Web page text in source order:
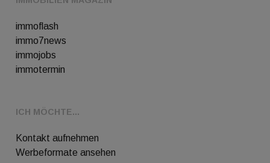
immoflash
immo7news
immojobs
immotermin
ICH MÖCHTE...
Kontakt aufnehmen
Werbeformate ansehen